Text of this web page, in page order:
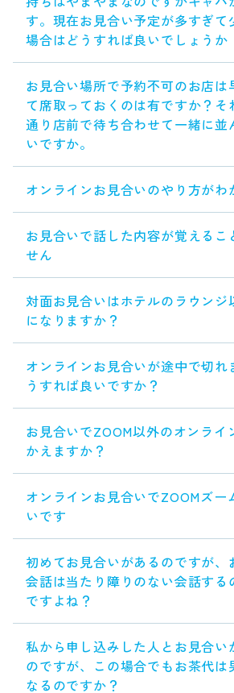
す。現在お見合い予定が多すぎて
場合はどうすれば良いでしょうか
お見合い場所で予約不可のお店は
て席取っておくのは有ですか？そ
通り店前で待ち合わせて一緒に並
いですか。
オンラインお見合いのやり方がわ
お見合いで話した内容が覚えるこ
せん
対面お見合いはホテルのラウンジ
になりますか？
オンラインお見合いが途中で切れ
うすれば良いですか？
お見合いでZOOM以外のオンライ
かえますか？
オンラインお見合いでZOOMズー
いです
初めてお見合いがあるのですが、
会話は当たり障りのない会話する
ですよね？
私から申し込みした人とお見合い
のですが、この場合でもお茶代は
なるのですか？